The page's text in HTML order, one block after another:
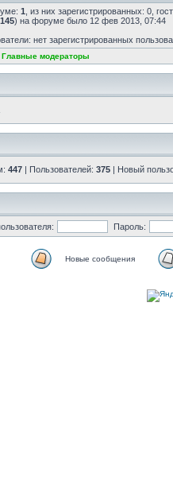
1 , из них зарегистрированных: 0,
145) на форуме было 12 фев 2013, 07:44
нет зарегистрированных
Главные модераторы
447 | Пользователей: 375 | Новый
Пароль:
Новые сообщения